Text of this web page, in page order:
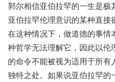
郭尔相信亚伯拉罕的一生是极
亚伯拉罕伦理意识的某种直接
在这种情况下，做道德的事情
种哲学无法理解它，因此以伦
的命令不能被视为适用于所
独特之处。如果说亚伯拉罕的